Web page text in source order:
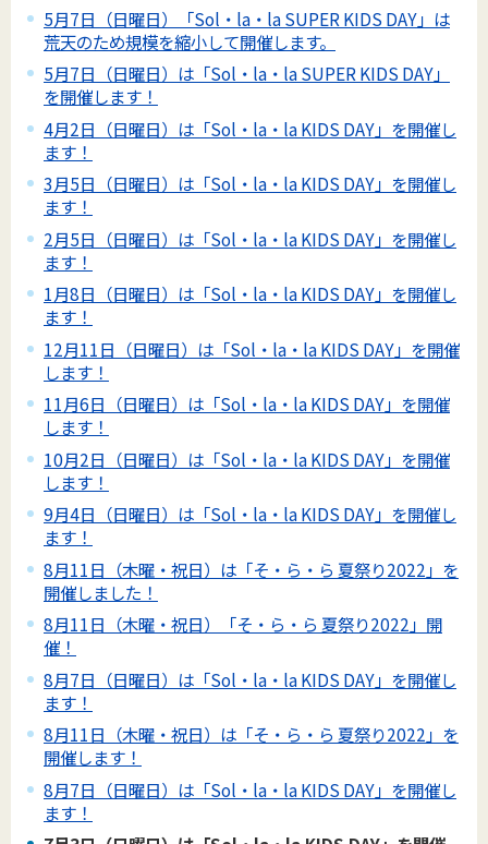
5月7日（日曜日）「Sol・la・la SUPER KIDS DAY」は
荒天のため規模を縮小して開催します。
5月7日（日曜日）は「Sol・la・la SUPER KIDS DAY」
を開催します！
4月2日（日曜日）は「Sol・la・la KIDS DAY」を開催し
ます！
3月5日（日曜日）は「Sol・la・la KIDS DAY」を開催し
ます！
2月5日（日曜日）は「Sol・la・la KIDS DAY」を開催し
ます！
1月8日（日曜日）は「Sol・la・la KIDS DAY」を開催し
ます！
12月11日（日曜日）は「Sol・la・la KIDS DAY」を開催
します！
11月6日（日曜日）は「Sol・la・la KIDS DAY」を開催
します！
10月2日（日曜日）は「Sol・la・la KIDS DAY」を開催
します！
9月4日（日曜日）は「Sol・la・la KIDS DAY」を開催し
ます！
8月11日（木曜・祝日）は「そ・ら・ら 夏祭り2022」を
開催しました！
8月11日（木曜・祝日）「そ・ら・ら 夏祭り2022」開
催！
8月7日（日曜日）は「Sol・la・la KIDS DAY」を開催し
ます！
8月11日（木曜・祝日）は「そ・ら・ら 夏祭り2022」を
開催します！
8月7日（日曜日）は「Sol・la・la KIDS DAY」を開催し
ます！